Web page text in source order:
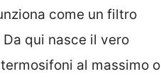
come un filtro
qui nasce il vero
al massimo o